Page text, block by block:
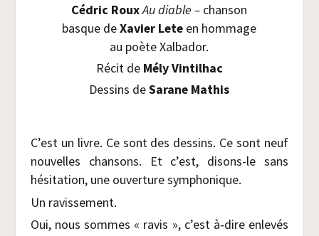
Cédric RouxAu diable – chan­son
basque deXavier Lete en hom­mage
au poète Xalbador.
Récit de Mély Vin­til­hac
Des­sins deSarane Mathis
C’est un livre. Ce sont des des­sins. Ce sont neuf
nou­velles chan­sons. Et c’est, disons-le sans
hési­ta­tion, une ouver­ture symphonique.
Un ravis­se­ment.
Oui, nous sommes « ravis », c’est à‑dire enle­vés